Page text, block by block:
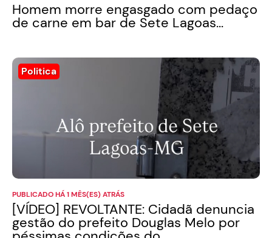
Homem morre engasgado com pedaço
de carne em bar de Sete Lagoas...
Politica
PUBLICADO HÁ 1 MÊS(ES) ATRÁS
[VÍDEO] REVOLTANTE: Cidadã denuncia
gestão do prefeito Douglas Melo por